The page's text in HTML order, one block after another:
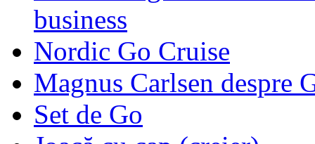
business
Nordic Go Cruise
Magnus Carlsen despre
Set de Go